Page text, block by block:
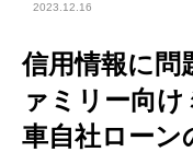
2023.12.16
信用情報に問
ァミリー向
車自社ローン